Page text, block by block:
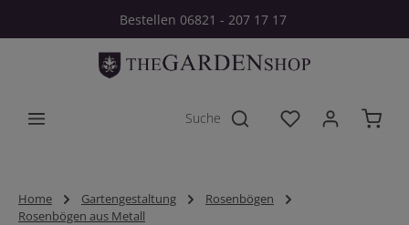
Zum Hauptinhalt springenBestellen 06821 - 207 17 17
Du hast 0
Home Gartengestaltung
Rosenbögen
Rosenbögen aus Metall